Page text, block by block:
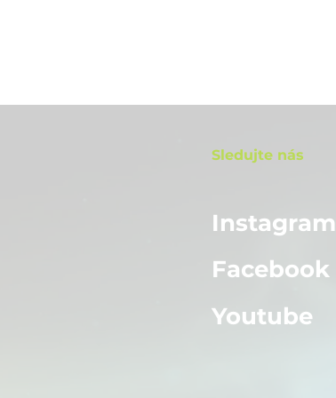
Sledujte nás
Instagram
Facebook
Youtube